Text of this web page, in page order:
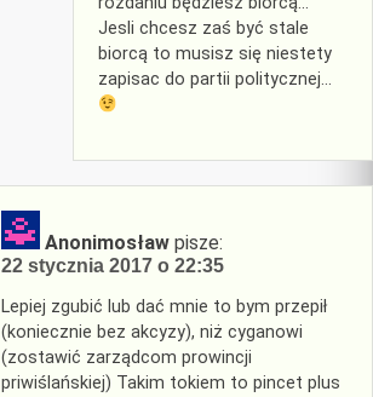
Jesli chcesz zaś być stale
biorcą to musisz się niestety
zapisac do partii politycznej…
Anonimosław pisze:
22 stycznia 2017 o 22:35
Lepiej zgubić lub dać mnie to bym przepił
(koniecznie bez akcyzy), niż cyganowi
(zostawić zarządcom prowincji
priwiślańskiej) Takim tokiem to pincet plus